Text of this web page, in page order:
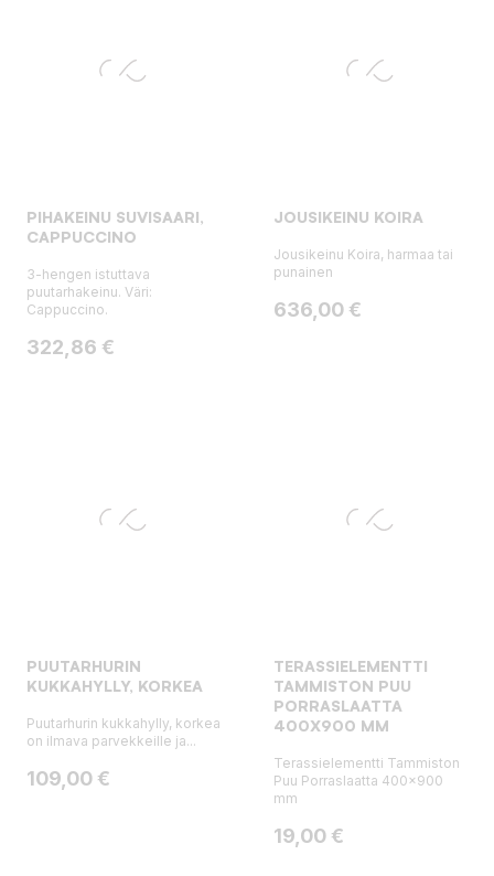
PIHAKEINU SUVISAARI,
CAPPUCCINO
3-hengen istuttava
puutarhakeinu. Väri:
Cappuccino.
Hinta
322,86 €
JOUSIKEINU KOIRA
Jousikeinu Koira, harmaa tai
punainen
Hinta
636,00 €
PUUTARHURIN
KUKKAHYLLY, KORKEA
Puutarhurin kukkahylly, korkea
on ilmava parvekkeille ja...
Hinta
109,00 €
TERASSIELEMENTTI
TAMMISTON PUU
PORRASLAATTA
400X900 MM
Terassielementti Tammiston
Puu Porraslaatta 400x900
mm
Hinta
19,00 €